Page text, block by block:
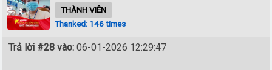
THÀNH VIÊN
Thanked: 146 times
Trả lời #28 vào: 06-01-2026 12:29:47